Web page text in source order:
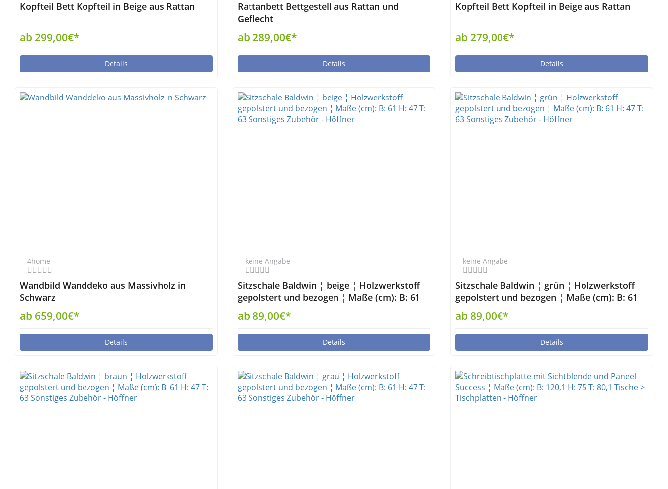
Kopfteil Bett Kopfteil in Beige aus Rattan
ab 299,00€*
Details
Rattanbett Bettgestell aus Rattan und
Geflecht
ab 289,00€*
Details
Kopfteil Bett Kopfteil in Beige aus Rattan
ab 279,00€*
Details
4home
Wandbild Wanddeko aus Massivholz in
Schwarz
ab 659,00€*
Details
keine Angabe
Sitzschale Baldwin ¦ beige ¦ Holzwerkstoff
gepolstert und bezogen ¦ Maße (cm): B: 61
H: 47 T: 63 Sonstiges Zubehör - Höffner
ab 89,00€*
Details
keine Angabe
Sitzschale Baldwin ¦ grün ¦ Holzwerkstoff
gepolstert und bezogen ¦ Maße (cm): B: 61
H: 47 T: 63 Sonstiges Zubehör - Höffner
ab 89,00€*
Details